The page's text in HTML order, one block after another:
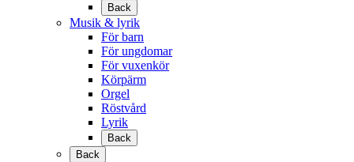
Back
Musik & lyrik
För barn
För ungdomar
För vuxenkör
Körpärm
Orgel
Röstvård
Lyrik
Back
Back